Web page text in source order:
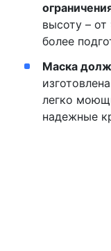
высоту –
более
Маска
легко
надежные